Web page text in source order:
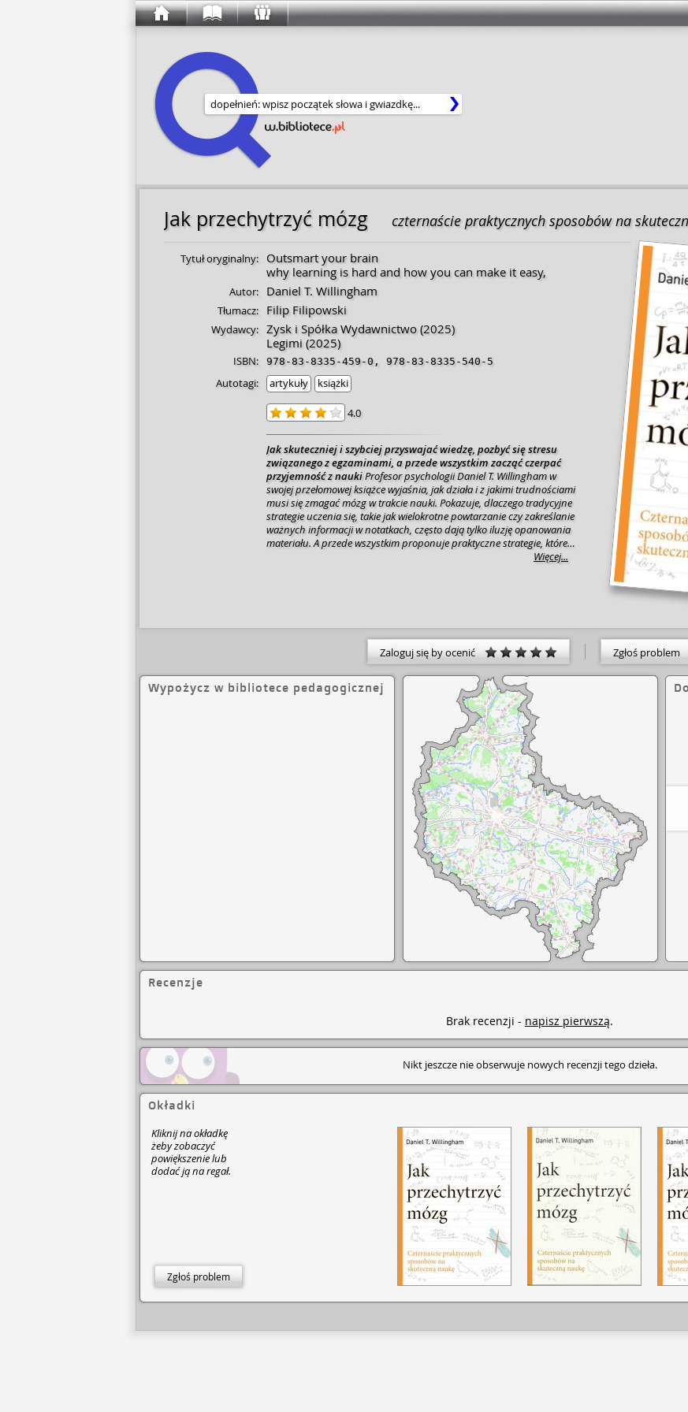
Wyszukaj w serwisie
Jak przechytrzyć mózg czternaście praktycznych sposobów na
Tytuł oryginalny:
Outsmart your brain
why learning is hard and how you can make it easy,
Autor: Daniel T. Willingham
Tłumacz: Filip Filipowski
Wydawcy: Zysk i Spółka Wydawnictwo (2025)
Legimi (2025)
ISBN: 978-83-8335-459-0, 978-83-8335-540-5
Autotagi: artykuły książki
4.0
Jak skuteczniej i szybciej przyswajać wiedzę, pozbyć się stresu
związanego z egzaminami, a przede wszystkim zacząć czerpać
przyjemność z naukiProfesor psychologii Daniel T. Willingham w
swojej przełomowej książce wyjaśnia, jak działa i z jakimi trudnościami
musi się zmagać mózg w trakcie nauki. Pokazuje, dlaczego tradycyjne
strategie uczenia się, takie jak wielokrotne powtarzanie czy zakreślanie
ważnych informacji w notatkach, często dają tylko iluzję opanowania
materiału. A przede wszystkim proponuje praktyczne strategie, które
Dzięki nim
wyniki w nauce i wreszcie lepiej zrozumieć moc twojego mózgu.
Więcej...
Zaloguj się by ocenić Zgłoś problem
Wypożycz w bibliotece pedagogicznej
Recenzje
Brak recenzji - napisz pierwszą.
Nikt jeszcze nie obserwuje nowych recenzji tego dzieła.
Okładki
Kliknij na okładkę
żeby zobaczyć
powiększenie lub
dodać ją na regał.
Zgłoś problem